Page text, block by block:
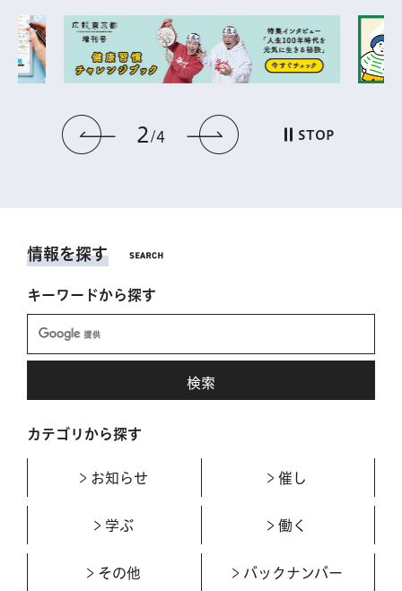
前のスライドを表示
2 4 次のスライドを表
STOP
情報を探す
キーワードから探す
カテゴリから探す
お知らせ 催し
学ぶ 働く
その他 バックナンバー